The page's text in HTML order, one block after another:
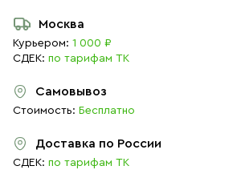
Москва
Курьером: 1 000 ₽
СДЕК: по тарифам ТК
Самовывоз
Стоимость: Бесплатно
Доставка по России
СДЕК: по тарифам ТК